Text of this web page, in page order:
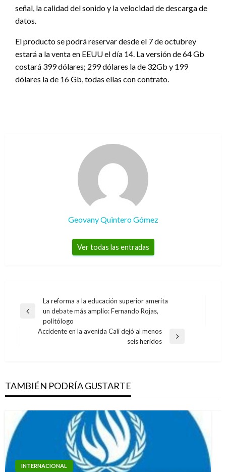
señal, la calidad del sonido y la velocidad de descarga de
datos.
El producto se podrá reservar desde el 7 de octubrey
estará a la venta en EEUU el día 14. La versión de 64 Gb
costará 399 dólares; 299 dólares la de 32Gb y 199
dólares la de 16 Gb, todas ellas con contrato.
Geovany Quintero Gómez
Ver todas las entradas
Navegación
de
entradas
Entrada
anterior
La reforma a la educación superior amerita
un debate más amplio: Fernando Rojas,
politólogo
Accidente en la avenida Cali dejó al menos
seis heridos
TAMBIÉN PODRÍA GUSTARTE
INTERNACIONAL